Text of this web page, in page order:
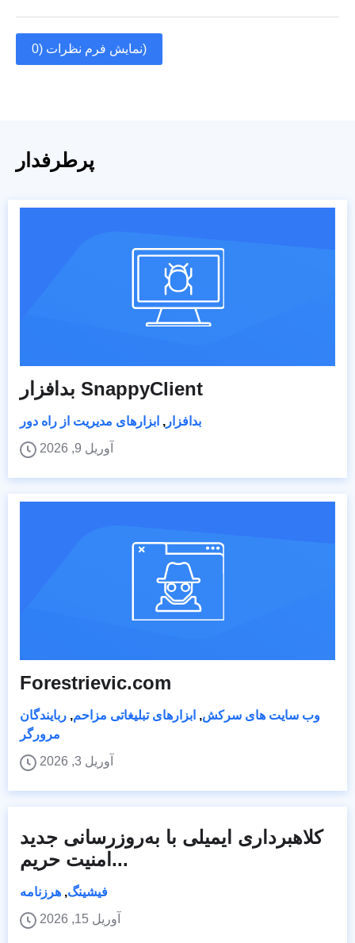
نمایش فرم نظرات (0)
پرطرفدار
بدافزار SnappyClient
بدافزار , ابزارهای مدیریت از راه دور
آوریل 9, 2026
Forestrievic.com
وب سایت های سرکش, ابزارهای تبلیغاتی مزاحم, ربایندگان
مرورگر
آوریل 3, 2026
کلاهبرداری ایمیلی با به‌روزرسانی جدید
امنیت حریم...
فیشینگ, هرزنامه
آوریل 15, 2026